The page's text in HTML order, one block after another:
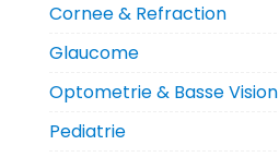
Cornee & Refraction
Glaucome
Optometrie & Basse Vision
Pediatrie